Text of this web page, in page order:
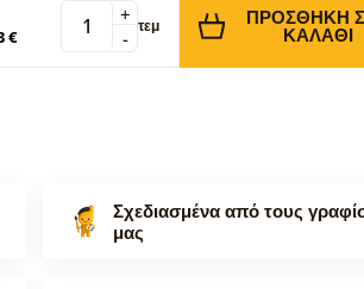
€ -
+ τεμ ΠΡΟΣΘΉΚΗ
ΚΑΛΆΘΙ
Σχεδιασμένα από τους
μας